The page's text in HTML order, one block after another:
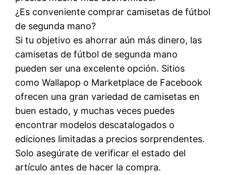
¿Es conveniente comprar camisetas de fútbol
de segunda mano?
Si tu objetivo es ahorrar aún más dinero, las
camisetas de fútbol de segunda mano
pueden ser una excelente opción. Sitios
como Wallapop o Marketplace de Facebook
ofrecen una gran variedad de camisetas en
buen estado, y muchas veces puedes
encontrar modelos descatalogados o
ediciones limitadas a precios sorprendentes.
Solo asegúrate de verificar el estado del
artículo antes de hacer la compra.